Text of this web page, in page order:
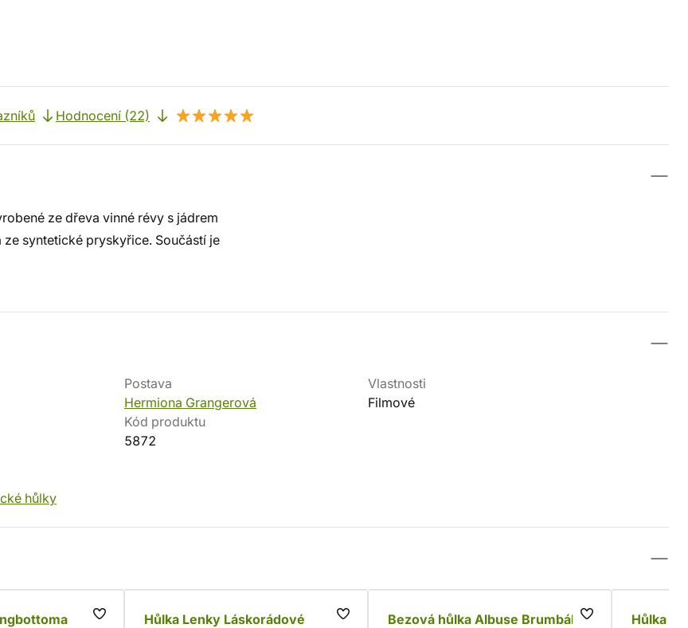
Hodnocení (22)
ze dřeva vinné révy s jádrem
syntetické pryskyřice. Součástí je
Postava
Hermiona Grangerová
Vlastnosti
Filmové
Kód produktu
5872
hůlky
Hůlka Lenky Láskorádové
Bezová hůlka Albuse Brumbála
Hůlka